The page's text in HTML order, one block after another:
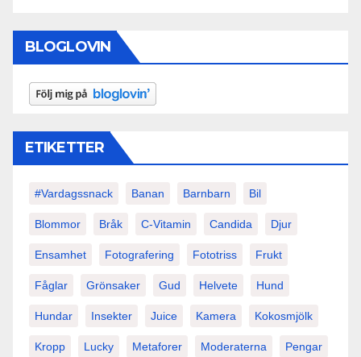
BLOGLOVIN
ETIKETTER
#vardagssnack Banan Barnbarn Bil
Blommor Bråk C-Vitamin Candida Djur
Ensamhet Fotografering Fototriss Frukt
Fåglar Grönsaker Gud Helvete Hund
Hundar Insekter Juice Kamera Kokosmjölk
Kropp Lucky Metaforer Moderaterna Pengar